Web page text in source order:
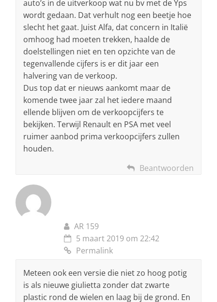
auto’s in de uitverkoop wat nu bv met de Yps
wordt gedaan. Dat verhult nog een beetje hoe
slecht het gaat. Juist Alfa, dat concern in Italië
omhoog had moeten trekken, haalde de
doelstellingen niet en ten opzichte van de
tegenvallende cijfers is er dit jaar een
halvering van de verkoop.
Dus top dat er nieuws aankomt maar de
komende twee jaar zal het iedere maand
ellende blijven om de verkoopcijfers te
bekijken. Terwijl Renault en PSA met veel
ruimer aanbod prima verkoopcijfers zullen
houden.
Beantwoorden
AR 159
5 maart 2019 om 22:42
Permalink
Meteen ook een versie die niet zo hoog potig
is als nieuwe giulietta zonder dat zwarte
plastic rond de wielen en laag bij de grond. En